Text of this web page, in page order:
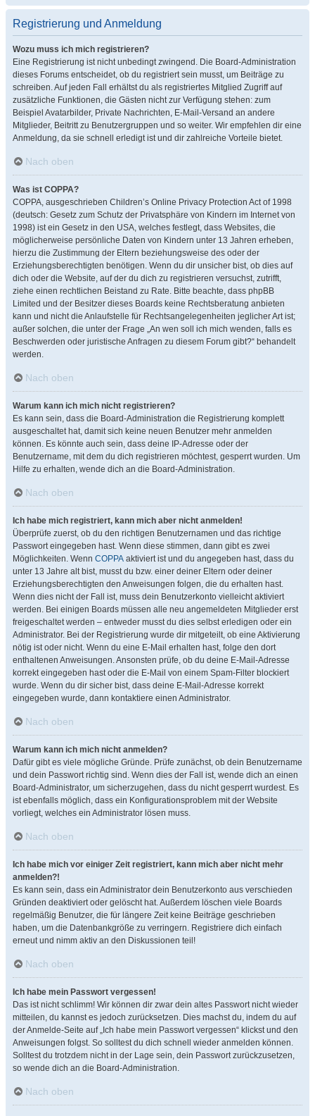
Registrierung und Anmeldung
Wozu muss ich mich registrieren?
Eine Registrierung ist nicht unbedingt zwingend. Die Board-Administration
dieses Forums entscheidet, ob du registriert sein musst, um Beiträge zu
schreiben. Auf jeden Fall erhältst du als registriertes Mitglied Zugriff auf
zusätzliche Funktionen, die Gästen nicht zur Verfügung stehen: zum
Beispiel Avatarbilder, Private Nachrichten, E-Mail-Versand an andere
Mitglieder, Beitritt zu Benutzergruppen und so weiter. Wir empfehlen dir eine
Anmeldung, da sie schnell erledigt ist und dir zahlreiche Vorteile bietet.
Nach oben
Was ist COPPA?
COPPA, ausgeschrieben Children’s Online Privacy Protection Act of 1998
(deutsch: Gesetz zum Schutz der Privatsphäre von Kindern im Internet von
1998) ist ein Gesetz in den USA, welches festlegt, dass Websites, die
möglicherweise persönliche Daten von Kindern unter 13 Jahren erheben,
hierzu die Zustimmung der Eltern beziehungsweise des oder der
Erziehungsberechtigten benötigen. Wenn du dir unsicher bist, ob dies auf
dich oder die Website, auf der du dich zu registrieren versuchst, zutrifft,
ziehe einen rechtlichen Beistand zu Rate. Bitte beachte, dass phpBB
Limited und der Besitzer dieses Boards keine Rechtsberatung anbieten
kann und nicht die Anlaufstelle für Rechtsangelegenheiten jeglicher Art ist;
außer solchen, die unter der Frage „An wen soll ich mich wenden, falls es
Beschwerden oder juristische Anfragen zu diesem Forum gibt?“ behandelt
werden.
Nach oben
Warum kann ich mich nicht registrieren?
Es kann sein, dass die Board-Administration die Registrierung komplett
ausgeschaltet hat, damit sich keine neuen Benutzer mehr anmelden
können. Es könnte auch sein, dass deine IP-Adresse oder der
Benutzername, mit dem du dich registrieren möchtest, gesperrt wurden. Um
Hilfe zu erhalten, wende dich an die Board-Administration.
Nach oben
Ich habe mich registriert, kann mich aber nicht anmelden!
Überprüfe zuerst, ob du den richtigen Benutzernamen und das richtige
Passwort eingegeben hast. Wenn diese stimmen, dann gibt es zwei
Möglichkeiten. Wenn COPPA aktiviert ist und du angegeben hast, dass du
unter 13 Jahre alt bist, musst du bzw. einer deiner Eltern oder deiner
Erziehungsberechtigten den Anweisungen folgen, die du erhalten hast.
Wenn dies nicht der Fall ist, muss dein Benutzerkonto vielleicht aktiviert
werden. Bei einigen Boards müssen alle neu angemeldeten Mitglieder erst
freigeschaltet werden – entweder musst du dies selbst erledigen oder ein
Administrator. Bei der Registrierung wurde dir mitgeteilt, ob eine Aktivierung
nötig ist oder nicht. Wenn du eine E-Mail erhalten hast, folge den dort
enthaltenen Anweisungen. Ansonsten prüfe, ob du deine E-Mail-Adresse
korrekt eingegeben hast oder die E-Mail von einem Spam-Filter blockiert
wurde. Wenn du dir sicher bist, dass deine E-Mail-Adresse korrekt
eingegeben wurde, dann kontaktiere einen Administrator.
Nach oben
Warum kann ich mich nicht anmelden?
Dafür gibt es viele mögliche Gründe. Prüfe zunächst, ob dein Benutzername
und dein Passwort richtig sind. Wenn dies der Fall ist, wende dich an einen
Board-Administrator, um sicherzugehen, dass du nicht gesperrt wurdest. Es
ist ebenfalls möglich, dass ein Konfigurationsproblem mit der Website
vorliegt, welches ein Administrator lösen muss.
Nach oben
Ich habe mich vor einiger Zeit registriert, kann mich aber nicht mehr
anmelden?!
Es kann sein, dass ein Administrator dein Benutzerkonto aus verschieden
Gründen deaktiviert oder gelöscht hat. Außerdem löschen viele Boards
regelmäßig Benutzer, die für längere Zeit keine Beiträge geschrieben
haben, um die Datenbankgröße zu verringern. Registriere dich einfach
erneut und nimm aktiv an den Diskussionen teil!
Nach oben
Ich habe mein Passwort vergessen!
Das ist nicht schlimm! Wir können dir zwar dein altes Passwort nicht wieder
mitteilen, du kannst es jedoch zurücksetzen. Dies machst du, indem du auf
der Anmelde-Seite auf „Ich habe mein Passwort vergessen“ klickst und den
Anweisungen folgst. So solltest du dich schnell wieder anmelden können.
Solltest du trotzdem nicht in der Lage sein, dein Passwort zurückzusetzen,
so wende dich an die Board-Administration.
Nach oben